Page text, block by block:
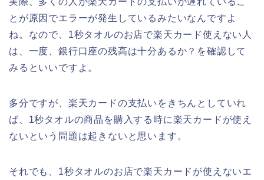
とが原因でエラーが発生しているみたいなんですよ
ね。なので、1秒タオルのお店で楽天カード使えない人
は、一度、銀行口座の残高は十分あるか？を確認して
みるといいですよ。
多分ですが、楽天カードの支払いをきちんとしていれ
ば、1秒タオルの商品を購入する時に楽天カードが使え
ないという問題は起きないと思います。
それでも、1秒タオルのお店で楽天カードが使えないエ